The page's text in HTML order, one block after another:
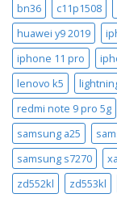
bn36
c11p1508
huawei y9 2019
iphone 11 pro
lenovo k5
redmi note 9 pro 5g
samsung a25
samsung s7270
zd552kl
zd553kl